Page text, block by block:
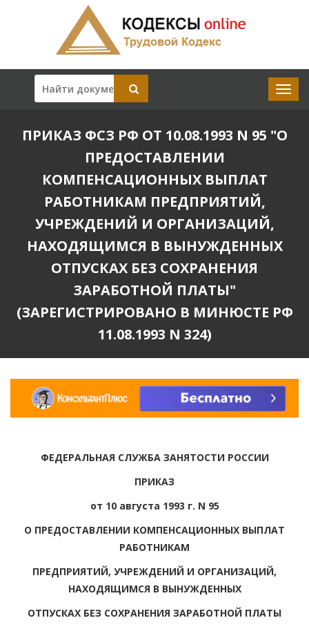
ПРИКАЗ ФСЗ РФ ОТ 10.08.1993 N 95 "О
ПРЕДОСТАВЛЕНИИ
КОМПЕНСАЦИОННЫХ ВЫПЛАТ
РАБОТНИКАМ ПРЕДПРИЯТИЙ,
УЧРЕЖДЕНИЙ И ОРГАНИЗАЦИЙ,
НАХОДЯЩИМСЯ В ВЫНУЖДЕННЫХ
ОТПУСКАХ БЕЗ СОХРАНЕНИЯ
ЗАРАБОТНОЙ ПЛАТЫ"
(ЗАРЕГИСТРИРОВАНО В МИНЮСТЕ РФ
11.08.1993 N 324)
ФЕДЕРАЛЬНАЯ СЛУЖБА ЗАНЯТОСТИ РОССИИ
ПРИКАЗ
от 10 августа 1993 г. N 95
О ПРЕДОСТАВЛЕНИИ КОМПЕНСАЦИОННЫХ ВЫПЛАТ
РАБОТНИКАМ
ПРЕДПРИЯТИЙ, УЧРЕЖДЕНИЙ И ОРГАНИЗАЦИЙ,
НАХОДЯЩИМСЯ В ВЫНУЖДЕННЫХ
ОТПУСКАХ БЕЗ СОХРАНЕНИЯ ЗАРАБОТНОЙ ПЛАТЫ